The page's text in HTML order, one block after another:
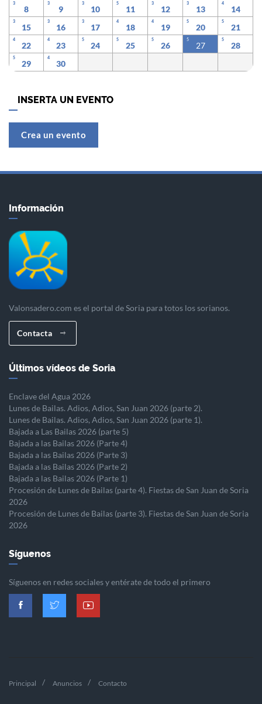
3
8
3
9
3
10
5
11
3
12
3
13
4
14
3
15
3
16
3
17
4
18
4
19
5
20
5
21
4
22
4
23
5
24
5
25
5
26
5
27
5
28
5
29
4
30
INSERTA UN EVENTO
Crea un evento
Información
Valonsadero.com es el portal de Soria para totos los sorianos.
Contacta
Últimos vídeos de Soria
Enclave del Agua 2026
Lunes de Bailas. Adios, Adios, San Juan 2026 (parte 2).
Lunes de Bailas. Adios, Adios, San Juan 2026 (parte 1).
Bajada a Las Bailas 2026 (parte 5)
Bajada a las Bailas 2026 (Parte 4)
Bajada a las Bailas 2026 (Parte 3)
Bajada a las Bailas 2026 (Parte 2)
Bajada a las Bailas 2026 (Parte 1)
Procesión de Lunes de Bailas (parte 4). Fiestas de San Juan de Soria
2026
Procesión de Lunes de Bailas (parte 3). Fiestas de San Juan de Soria
2026
Síguenos
Síguenos en redes sociales y entérate de todo el primero
Principal Anuncios Contacto